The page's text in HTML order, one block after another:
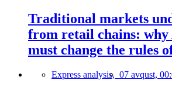
Traditional markets
from retail chains:
must change the rules
Express analysis, 07 avqust,